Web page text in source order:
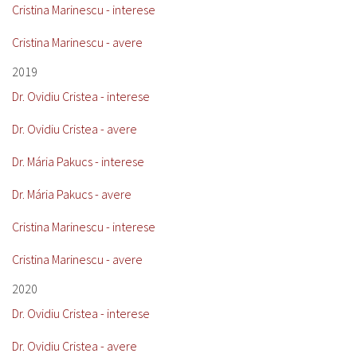
Cristina Marinescu - interese
Cristina Marinescu - avere
2019
Dr. Ovidiu Cristea - interese
Dr. Ovidiu Cristea - avere
Dr. Mária Pakucs - interese
Dr. Mária Pakucs - avere
Cristina Marinescu - interese
Cristina Marinescu - avere
2020
Dr. Ovidiu Cristea - interese
Dr. Ovidiu Cristea - avere